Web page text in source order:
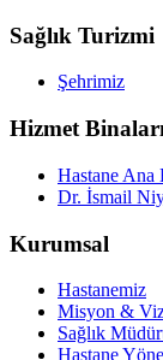
Sağlık Turizmi
Şehrimiz
Hizmet
Hastane Ana
Dr. İsmail
Kurumsal
Hastanemiz
Misyon &
Sağlık
Hastane